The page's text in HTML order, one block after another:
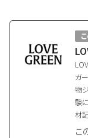
ガ
物
験
材
こ